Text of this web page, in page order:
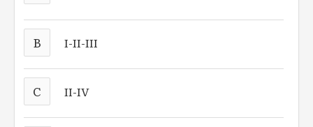
B I-II-III
C II-IV